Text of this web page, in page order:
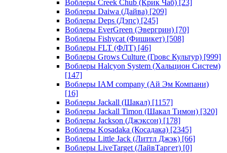
Воблеры Creek Chub (Крик Чаб) [23]
Воблеры Daiwa (Дайва) [209]
Воблеры Deps (Дэпс) [245]
Воблеры EverGreen (Эвергрин) [70]
Воблеры Fishycat (Фишикет) [508]
Воблеры FLT (ФЛТ) [46]
Воблеры Grows Culture (Гровс Культур) [999]
Воблеры Halcyon System (Хальцион Систем)
[147]
Воблеры IAM company (Ай Эм Компани)
[16]
Воблеры Jackall (Шакал) [1157]
Воблеры Jackall Timon (Шакал Тимон) [320]
Воблеры Jackson (Джэксон) [178]
Воблеры Kosadaka (Косадака) [2345]
Воблеры Little Jack (Литтл Джэк) [66]
Воблеры LiveTarget (ЛайвТаргет) [0]